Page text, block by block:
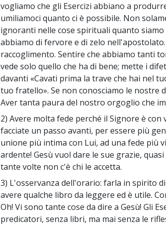
vogliamo che gli Esercizi abbiano a
umiliamoci quanto ci è possibile. Non
ignoranti nelle cose spirituali quanto
abbiamo di fervore e di zelo
raccoglimento. Sentire che abbiamo tanti
vede solo quello che ha di bene; mette i
davanti «Cavati prima la trave che hai nel
tuo fratello». Se non conosciamo le nostre
Aver tanta paura del nostro orgoglio che
2) Avere molta fede perché il Signore è
facciate un passo avanti, per essere più
unione più intima con Lui, ad una fede più
ardente! Gesù vuol dare le sue grazie,
tante volte non c'è chi le accetta.
3) L'osservanza dell'orario: farla in spirito
avere qualche libro da leggere ed è utile.
Oh! Vi sono tante cose da dire a Gesù! Gli
predicatori, senza libri, ma mai senza le